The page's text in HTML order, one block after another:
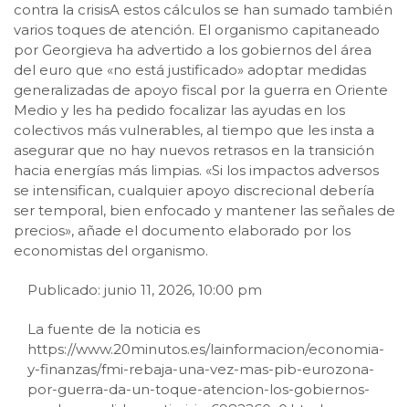
contra la crisisA estos cálculos se han sumado también
varios toques de atención. El organismo capitaneado
por Georgieva ha advertido a los gobiernos del área
del euro que «no está justificado» adoptar medidas
generalizadas de apoyo fiscal por la guerra en Oriente
Medio y les ha pedido focalizar las ayudas en los
colectivos más vulnerables, al tiempo que les insta a
asegurar que no hay nuevos retrasos en la transición
hacia energías más limpias. «Si los impactos adversos
se intensifican, cualquier apoyo discrecional debería
ser temporal, bien enfocado y mantener las señales de
precios», añade el documento elaborado por los
economistas del organismo.
Publicado: junio 11, 2026, 10:00 pm
La fuente de la noticia es
https://www.20minutos.es/lainformacion/economia-
y-finanzas/fmi-rebaja-una-vez-mas-pib-eurozona-
por-guerra-da-un-toque-atencion-los-gobiernos-